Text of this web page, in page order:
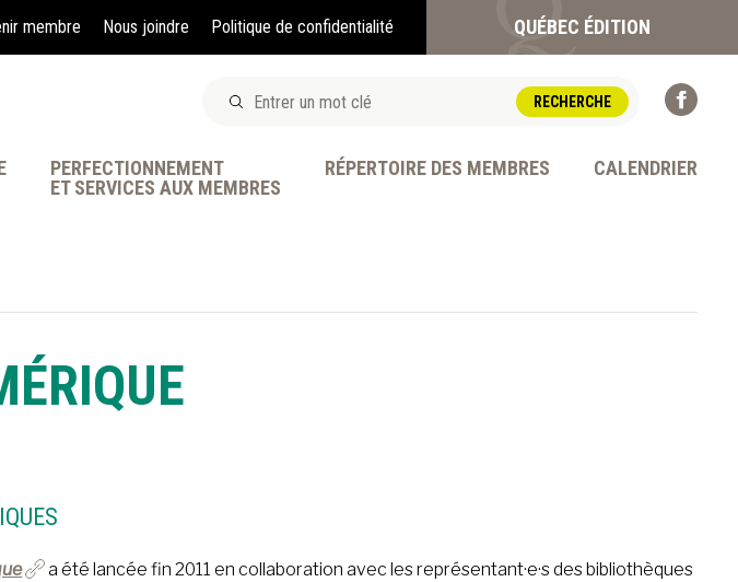
membre Nous joindre Politique de confidentialité QUÉBEC ÉDITION
PERFECTIONNEMENT
ET SERVICES AUX MEMBRES
À LA POINTE DE LA PROFESSION
RÉPERTOIRE DES MEMBRES CALENDRIER
a été lancée fin 2011 en collaboration avec les représentant·e·s des bibliothèques